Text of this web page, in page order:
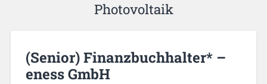
Photovoltaik
(Senior) Finanzbuchhalter* –
eness GmbH